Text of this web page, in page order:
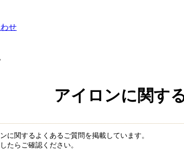
せ
アイロンに関す
に関するよくあるご質問を掲載しています。
たらご確認ください。